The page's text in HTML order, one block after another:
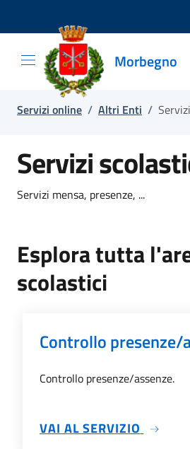
Salta e vai al contenuto
Salta e vai al footer
Morbegno
Servizi online / Altri Enti /
Servizi
Servizi mensa, presenze, ...
Esplora tutta
scolastici
Controllo presenze/
Controllo presenze/assenze.
VAI AL SERVIZIO SU